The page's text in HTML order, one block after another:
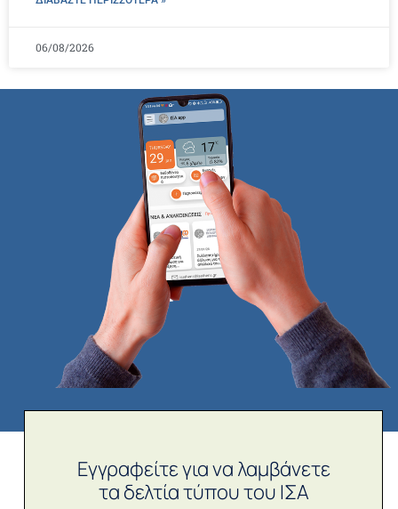
06/08/2026
Εγγραφείτε για να λαμβάνετε
τα δελτία τύπου του ΙΣΑ